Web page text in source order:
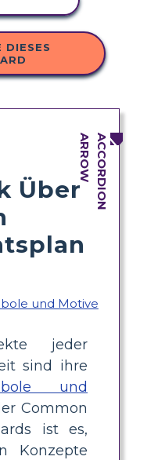
DIESES
Über
jeder
sind ihre
und
Common
ist es,
Konzepte